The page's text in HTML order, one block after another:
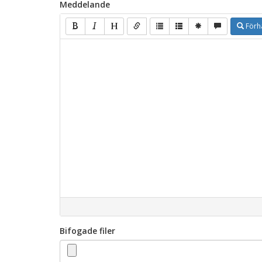
Meddelande
Bifogade filer